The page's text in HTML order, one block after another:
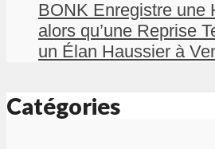
BONK Enregistre une
alors qu’une Reprise
un Élan Haussier à
Catégories